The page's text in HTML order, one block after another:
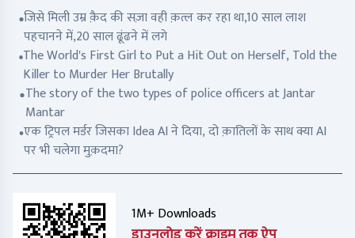
जिसे मिली उम्र क़ैद की सज़ा वही क़त्ल कर रहा था,10 साल लाश
पहचानने में,20 साल ढूंढने में लगे
The World's First Girl to Put a Hit Out on Herself, Told the
Killer to Murder Her Brutally
The story of the two types of police officers at Jantar
Mantar
एक ट्रिपल मर्डर जिसका Idea AI ने दिया, दो क़ातिलों के साथ क्या AI
पर भी चलेगा मुक़दमा?
1M+ Downloads